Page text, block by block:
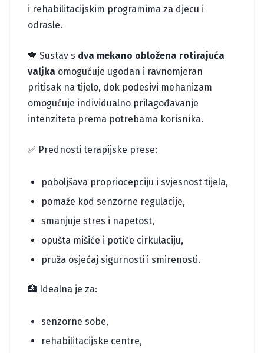
i rehabilitacijskim programima za djecu i
odrasle.
💙 Sustav s dva mekano obložena rotirajuća
valjka omogućuje ugodan i ravnomjeran
pritisak na tijelo, dok podesivi mehanizam
omogućuje individualno prilagođavanje
intenziteta prema potrebama korisnika.
✅ Prednosti terapijske prese:
poboljšava propriocepciju i svjesnost tijela,
pomaže kod senzorne regulacije,
smanjuje stres i napetost,
opušta mišiće i potiče cirkulaciju,
pruža osjećaj sigurnosti i smirenosti.
🏥 Idealna je za:
senzorne sobe,
rehabilitacijske centre,